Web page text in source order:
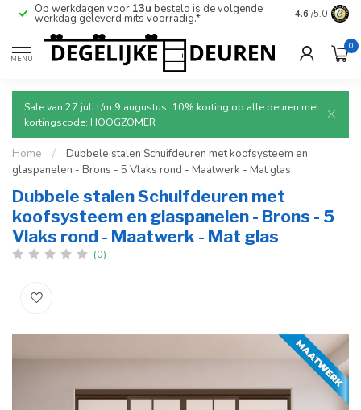
Op werkdagen voor 13u besteld is de volgende
werkdag geleverd mits voorradig.*
Ruim aanbod
deuren.
4.6 /5.0
MENU
0
Sale van 27 juli t/m 9 augustus: 10% korting op alle deuren met
kortingscode: HOOGZOMER
Home /
Dubbele stalen Schuifdeuren met koofsysteem en
glaspanelen - Brons - 5 Vlaks rond - Maatwerk - Mat glas
Dubbele stalen Schuifdeuren met
koofsysteem en glaspanelen - Brons - 5
Vlaks rond - Maatwerk - Mat glas
(0)